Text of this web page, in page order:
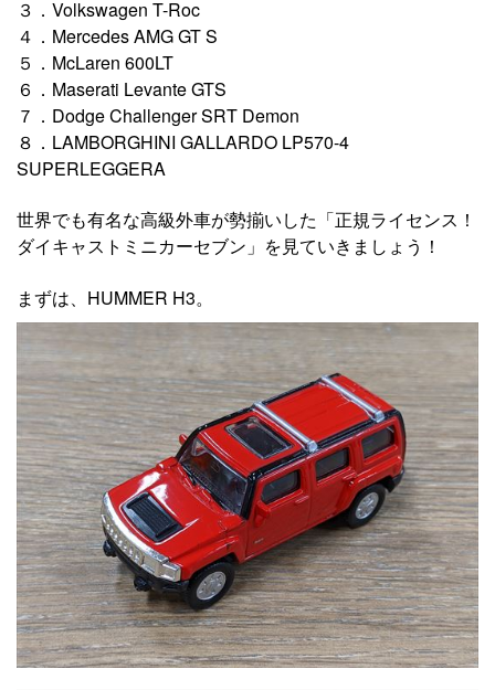
３．Volkswagen T-Roc
４．Mercedes AMG GT S
５．McLaren 600LT
６．Maserati Levante GTS
７．Dodge Challenger SRT Demon
８．LAMBORGHINI GALLARDO LP570-4
SUPERLEGGERA
世界でも有名な高級外車が勢揃いした「正規ライセンス！
ダイキャストミニカーセブン」を見ていきましょう！
まずは、HUMMER H3。